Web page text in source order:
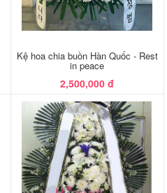
Kệ hoa chia buồn Hàn Quốc - Rest
in peace
2,500,000 đ